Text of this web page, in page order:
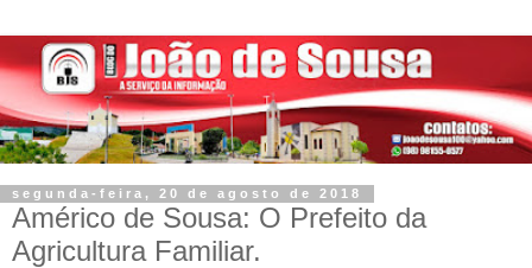
segunda-feira, 20 de agosto de 2018
Américo de Sousa: O Prefeito da
Agricultura Familiar.